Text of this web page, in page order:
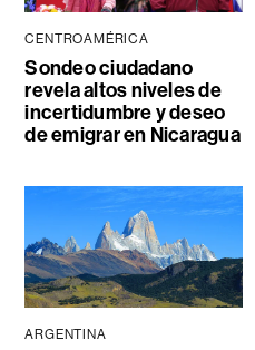
CENTROAMÉRICA
Sondeo ciudadano
revela altos niveles de
incertidumbre y deseo
de emigrar en Nicaragua
ARGENTINA